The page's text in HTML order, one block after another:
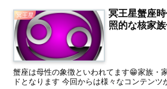
冥王星
冥王星蟹座
照的な核家
蟹座は母性の象徴といわれてます😁家族・
ドとなります 今回からは様々なコンテンツ